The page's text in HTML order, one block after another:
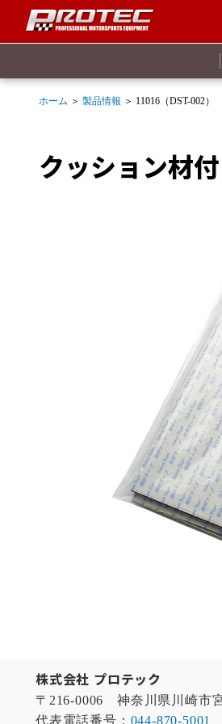
ホーム ＞ 製品情報 ＞ 11016（DST-002）
クッション材
株式会社 プロテック
〒216-0006 神奈川県川崎市
代表電話番号： 044-870-5001